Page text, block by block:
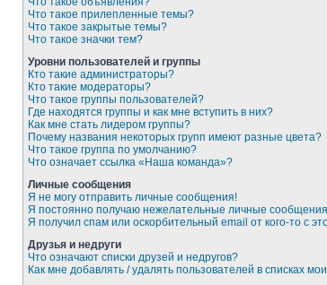
Что такое прилепленные темы?
Что такое закрытые темы?
Что такое значки тем?
Уровни пользователей и группы
Кто такие администраторы?
Кто такие модераторы?
Что такое группы пользователей?
Где находятся группы и как мне вступить в них?
Как мне стать лидером группы?
Почему названия некоторых групп имеют разные цвета?
Что такое группа по умолчанию?
Что означает ссылка «Наша команда»?
Личные сообщения
Я не могу отправить личные сообщения!
Я постоянно получаю нежелательные личные
Я получил спам или оскорбительный email от кого-то с
Друзья и недруги
Что означают списки друзей и недругов?
Как мне добавлять / удалять пользователей в списках